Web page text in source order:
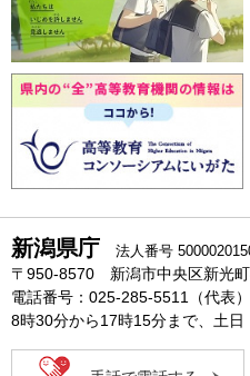
新潟県庁 法人番号
〒950-8570 新潟市中央区新光
電話番号：025-285-5511（代表）
8時30分から17時15分まで、土日